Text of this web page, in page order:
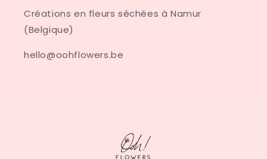
Créations en fleurs séchées à Namur
(Belgique)
hello@oohflowers.be